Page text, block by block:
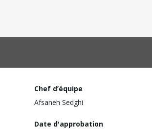
Chef d’équipe
Afsaneh Sedghi
Date d'approbation